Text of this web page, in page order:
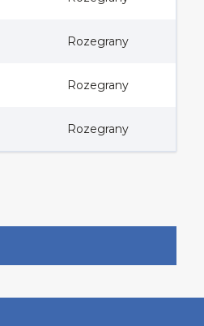
Rozegrany
Rozegrany
Rozegrany